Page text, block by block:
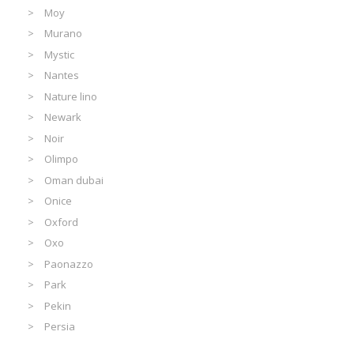
Moy
Murano
Mystic
Nantes
Nature lino
Newark
Noir
Olimpo
Oman dubai
Onice
Oxford
Oxo
Paonazzo
Park
Pekin
Persia